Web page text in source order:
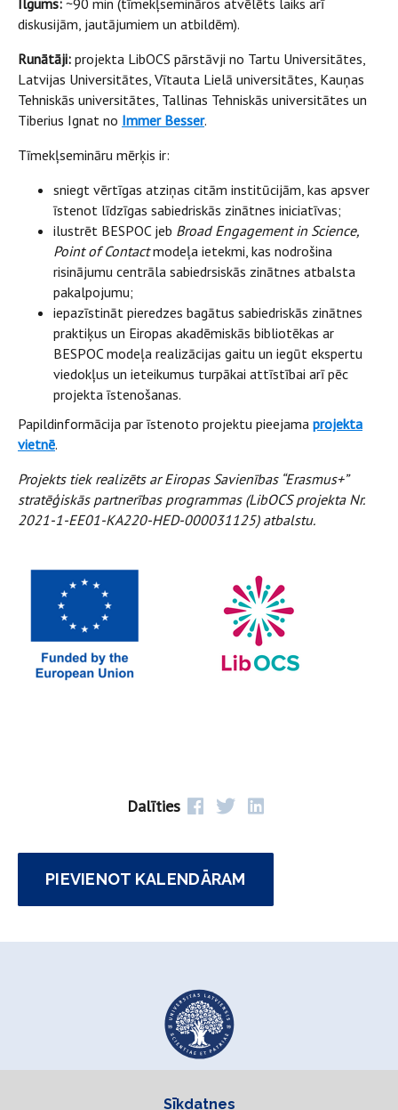
Ilgums: ~90 min (tīmekļsemināros atvēlēts laiks arī
diskusijām, jautājumiem un atbildēm).
Runātāji: projekta LibOCS pārstāvji no Tartu Universitātes,
Latvijas Universitātes, Vītauta Lielā universitātes, Kauņas
Tehniskās universitātes, Tallinas Tehniskās universitātes un
Tiberius Ignat no Immer Besser.
Tīmekļsemināru mērķis ir:
sniegt vērtīgas atziņas citām institūcijām, kas apsver
īstenot līdzīgas sabiedriskās zinātnes iniciatīvas;
ilustrēt BESPOC jeb Broad Engagement in Science,
Point of Contactmodeļa ietekmi, kas nodrošina
risinājumu centrāla sabiedrsiskās zinātnes atbalsta
pakalpojumu;
iepazīstināt pieredzes bagātus sabiedriskās zinātnes
praktiķus un Eiropas akadēmiskās bibliotēkas ar
BESPOC modeļa realizācijas gaitu un iegūt ekspertu
viedokļus un ieteikumus turpākai attīstībai arī pēc
projekta īstenošanas.
Papildinformācija par īstenoto projektu pieejama projekta
vietnē.
Projekts tiek realizēts ar Eiropas Savienības “Erasmus+”
stratēģiskās partnerības programmas (LibOCS projekta Nr.
2021-1-EE01-KA220-HED-000031125) atbalstu.
Dalīties
PIEVIENOT KALENDĀRAM
Sīkdatnes